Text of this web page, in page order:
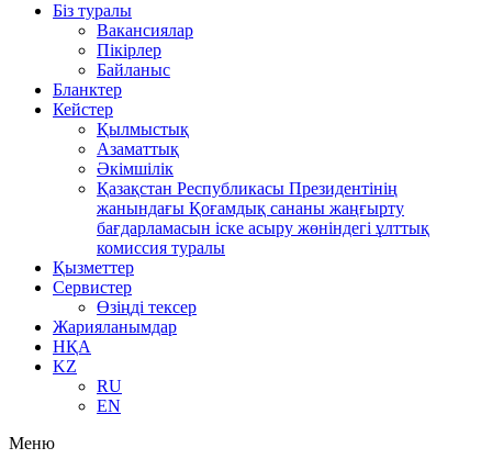
Біз туралы
Вакансиялар
Пікірлер
Байланыс
Бланктер
Кейстер
Қылмыстық
Азаматтық
Әкімшілік
Қазақстан Республикасы Президентінің
жанындағы Қоғамдық сананы жаңғырту
бағдарламасын іске асыру жөніндегі ұлттық
комиссия туралы
Қызметтер
Сервистер
Өзіңді тексер
Жарияланымдар
НҚА
KZ
RU
EN
Меню